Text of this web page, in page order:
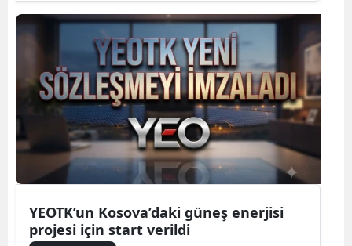
YEOTK’un Kosova’daki güneş enerjisi
projesi için start verildi